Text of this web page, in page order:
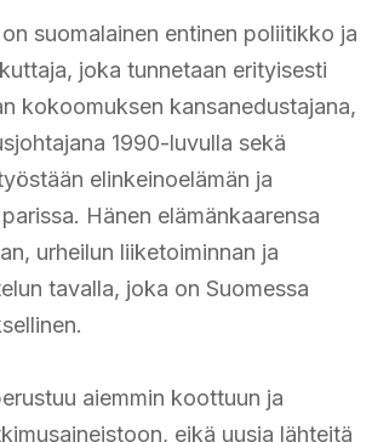
suomalainen entinen poliitikko ja
joka tunnetaan erityisesti
kokoomuksen kansanedustajana,
1990-luvulla sekä
elinkeinoelämän ja
Hänen elämänkaarensa
urheilun liiketoiminnan ja
tavalla, joka on Suomessa
aiemmin koottuun ja
eikä uusia lähteitä